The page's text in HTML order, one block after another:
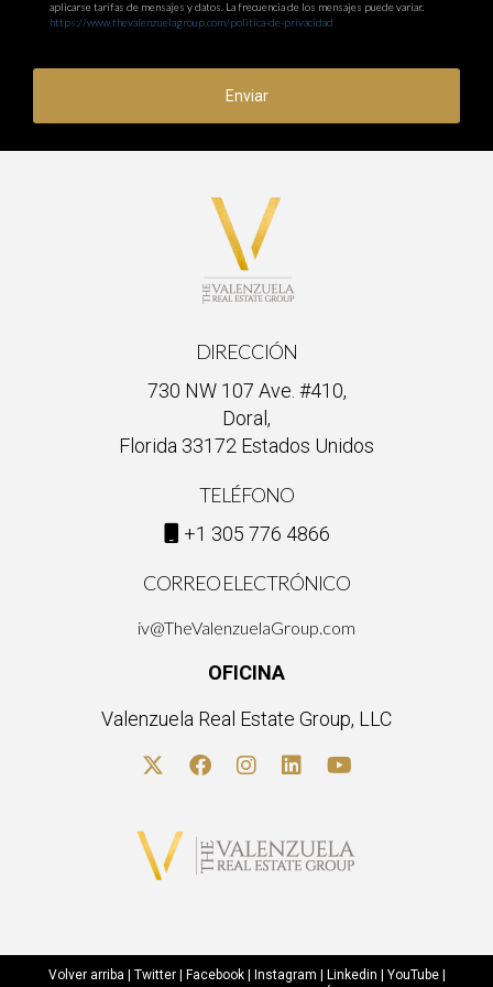
aplicarse tarifas de mensajes y datos. La frecuencia de los mensajes puede variar.
https://www.thevalenzuelagroup.com/politica-de-privacidad
Enviar
DIRECCIÓN
730 NW 107 Ave. #410,
Doral,
Florida 33172 Estados Unidos
TELÉFONO
+1 305 776 4866
CORREO ELECTRÓNICO
iv@TheValenzuelaGroup.com
OFICINA
Valenzuela Real Estate Group, LLC
Volver arriba Twitter| Facebook| Instagram Linkedin YouTube|